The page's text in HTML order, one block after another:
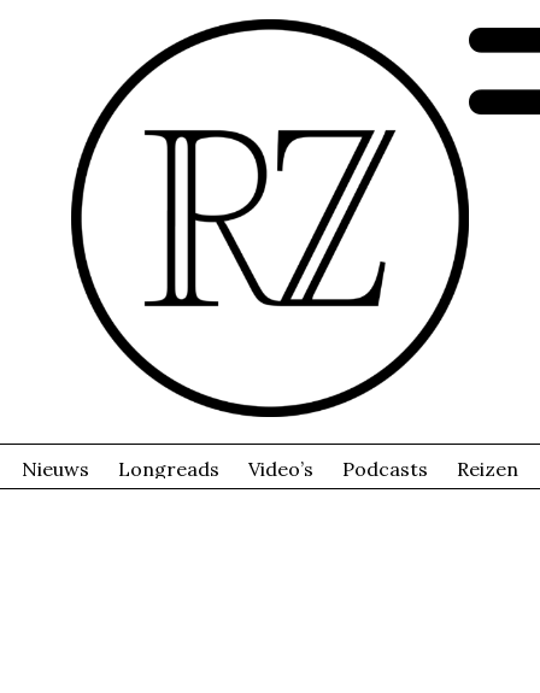
Nieuws Longreads Video’s Podcasts Reizen